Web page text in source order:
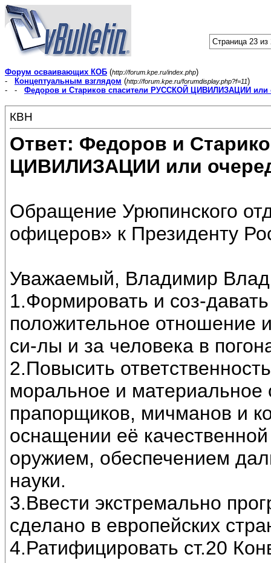
Страница 23 из
Форум осваивающих КОБ (http://forum.kpe.ru/index.php)
-
Концептуальным взглядом (http://forum.kpe.ru/forumdisplay.php?f=11)
- - Федоров и Стариков спасители РУССКОЙ ЦИВИЛИЗАЦИИ или
КВН
Ответ: Федоров и
ЦИВИЛИЗАЦИИ или
Обращение Урюпинского
офицеров» к Президенту
Уважаемый, Владимир
1.Формировать и соз-
положительное отношение
си-лы и за человека в
2.Повысить
моральное и материальное
прапорщиков, мичманов и
оснащении её
оружием, обеспечением
науки.
3.Ввести экстремально
сделано в европейских
4.Ратифицировать ст.20